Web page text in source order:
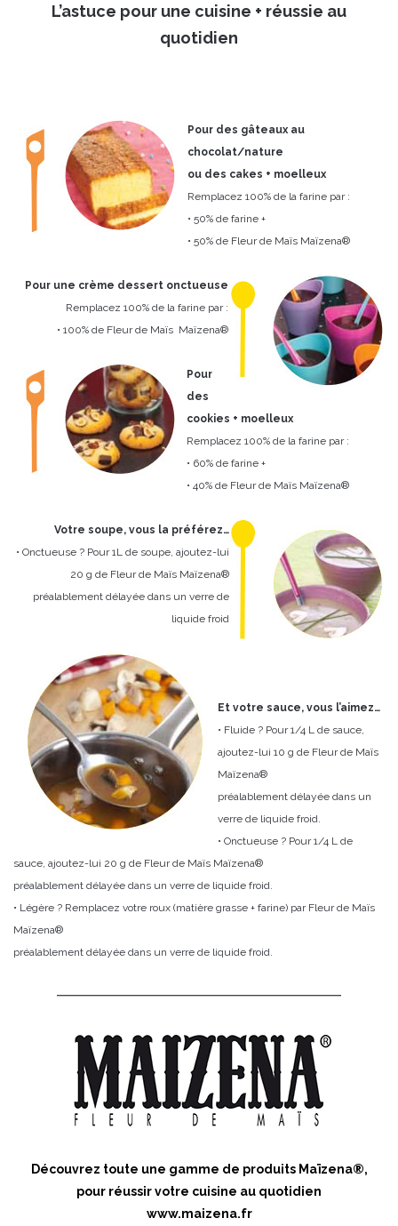
L’astuce pour une cuisine + réussie au
quotidien
Pour des gâteaux au
chocolat/nature
ou des cakes + moelleux
Remplacez 100% de la farine par :
• 50% de farine +
• 50% de Fleur de Maïs Maïzena®
Pour une crème dessert onctueuse
Remplacez 100% de la farine par :
• 100% de Fleur de Maïs Maïzena®
Pour
des
cookies + moelleux
Remplacez 100% de la farine par :
• 60% de farine +
• 40% de Fleur de Maïs Maïzena®
Votre soupe, vous la préférez…
• Onctueuse ? Pour 1L de soupe, ajoutez-lui
20 g de Fleur de Maïs Maïzena®
préalablement délayée dans un verre de
liquide froid
Et votre sauce, vous l’aimez…
• Fluide ? Pour 1/4 L de sauce,
ajoutez-lui 10 g de Fleur de Maïs
Maïzena®
préalablement délayée dans un
verre de liquide froid.
• Onctueuse ? Pour 1/4 L de
sauce, ajoutez-lui 20 g de Fleur de Maïs Maïzena®
préalablement délayée dans un verre de liquide froid.
• Légère ? Remplacez votre roux (matière grasse + farine) par Fleur de Maïs
Maïzena®
préalablement délayée dans un verre de liquide froid.
Découvrez toute une gamme de produits Maïzena®,
pour réussir votre cuisine au quotidien
www.maizena.fr